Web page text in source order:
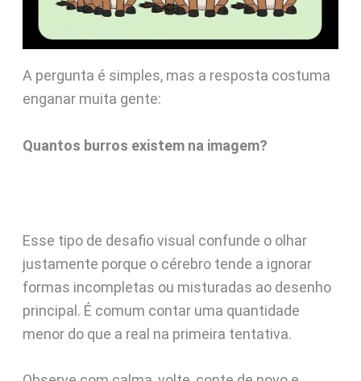
A pergunta é simples, mas a resposta costuma
enganar muita gente:
Quantos burros existem na imagem?
Esse tipo de desafio visual confunde o olhar
justamente porque o cérebro tende a ignorar
formas incompletas ou misturadas ao desenho
principal. É comum contar uma quantidade
menor do que a real na primeira tentativa.